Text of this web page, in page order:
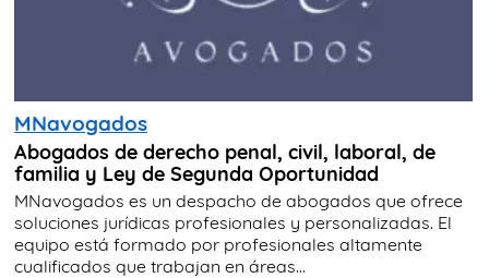
MNavogados
Abogados de derecho penal, civil, laboral, de
familia y Ley de Segunda Oportunidad
MNavogados es un despacho de abogados que ofrece
soluciones jurídicas profesionales y personalizadas. El
equipo está formado por profesionales altamente
cualificados que trabajan en áreas...